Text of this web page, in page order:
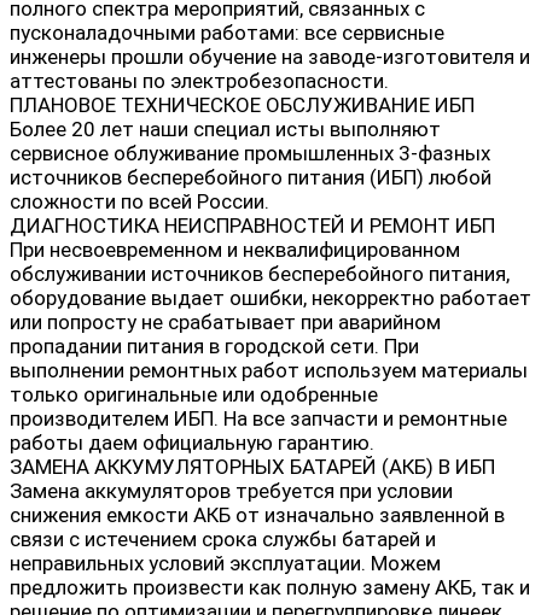
полного спектра мероприятий, связанных с
пусконаладочными работами: все сервисные
инженеры прошли обучение на заводе-изготовителя и
аттестованы по электробезопасности.
ПЛАНОВОЕ ТЕХНИЧЕСКОЕ ОБСЛУЖИВАНИЕ ИБП
Более 20 лет наши специал исты выполняют
сервисное облуживание промышленных 3-фазных
источников бесперебойного питания (ИБП) любой
сложности по всей России.
ДИАГНОСТИКА НЕИСПРАВНОСТЕЙ И РЕМОНТ ИБП
При несвоевременном и неквалифицированном
обслуживании источников бесперебойного питания,
оборудование выдает ошибки, некорректно работает
или попросту не срабатывает при аварийном
пропадании питания в городской сети. При
выполнении ремонтных работ используем материалы
только оригинальные или одобренные
производителем ИБП. На все запчасти и ремонтные
работы даем официальную гарантию.
ЗАМЕНА АККУМУЛЯТОРНЫХ БАТАРЕЙ (АКБ) В ИБП
Замена аккумуляторов требуется при условии
снижения емкости АКБ от изначально заявленной в
связи с истечением срока службы батарей и
неправильных условий эксплуатации. Можем
предложить произвести как полную замену АКБ, так и